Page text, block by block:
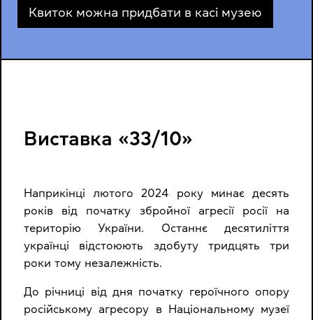
Квиток можна придбати в касі музею
Виставка «33/10»
Наприкінці лютого 2024 року минає десять
років від початку збройної агресії росії на
територію України. Останнє десятиліття
українці відстоюють здобуту тридцять три
роки тому незалежність.
До річниці від дня початку героїчного опору
російському агресору в Національному музеї